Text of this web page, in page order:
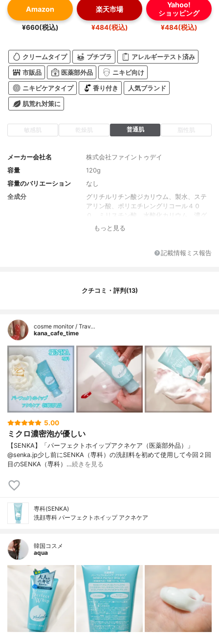
Amazon
¥660(税込)
楽天市場
¥484(税込)
Yahoo!
ショッピング
¥484(税込)
クリームタイプ プチプラ アレルギーテスト済み
市販品 医薬部外品 ニキビ向け
ニキビケアタイプ 香り付き 人気ブランド
肌荒れ対策に
敏感肌 乾燥肌 普通肌 脂性肌
メーカー会社名
株式会社ファイントゥデイ
容量
120g
容量のバリエーション
なし
全成分
グリチルリチン酸ジカリウム、製水、ステ
アリン酸、ポリエチレングリコール４０
０、ミリスチン酸、水酸化カリウム、濃グ
リセリン、ラウリン酸、エタノール、１，
アリルアンモニウム・アクリルアミド共重
エーテル、ヒアルロン酸ナトリウム
もっと見る
記載情報ミス報告
クチコミ・評判(13)
cosme monitor / Trav…
kana_cafe_time
5.00
ミクロ濃密泡が優しい
【SENKA】「パーフェクトホイップアクネケア（医薬部外品）」
@senka.jp少し前にSENKA（専科）の洗顔料を初めて使用して今回２回
目のSENKA（専科）…続きを見る
専科(SENKA)
洗顔専科 パーフェクトホイップ アクネケア
韓国コスメ
aqua